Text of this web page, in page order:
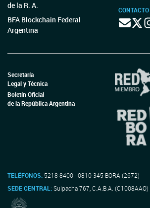
de la R. A.
BFA Blockchain Federal
Argentina
CONTACTO
Secretaría
Legal y Técnica
Boletín Oficial
de la República Argentina
TELÉFONOS: 5218-8400 - 0810-345-BORA (2672)
SEDE CENTRAL:Suipacha 767, C.A.B.A. (C1008AAO)